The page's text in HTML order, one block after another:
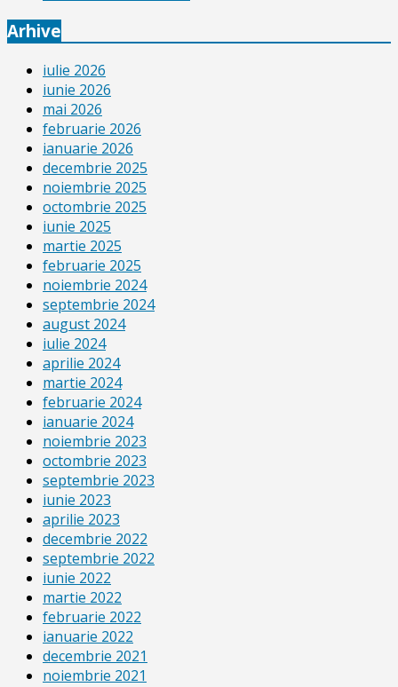
Arhive
iulie 2026
iunie 2026
mai 2026
februarie 2026
ianuarie 2026
decembrie 2025
noiembrie 2025
octombrie 2025
iunie 2025
martie 2025
februarie 2025
noiembrie 2024
septembrie 2024
august 2024
iulie 2024
aprilie 2024
martie 2024
februarie 2024
ianuarie 2024
noiembrie 2023
octombrie 2023
septembrie 2023
iunie 2023
aprilie 2023
decembrie 2022
septembrie 2022
iunie 2022
martie 2022
februarie 2022
ianuarie 2022
decembrie 2021
noiembrie 2021